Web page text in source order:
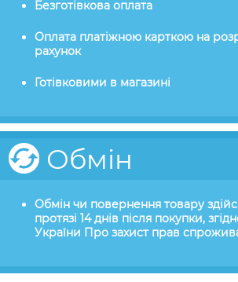
Безготівкова оплата
Оплата платіжною карткою на
рахунок
Готівковими в магазині
Обмін
Обмін чи повернення товару
протязі 14 днів після покупки,
України Про захист прав